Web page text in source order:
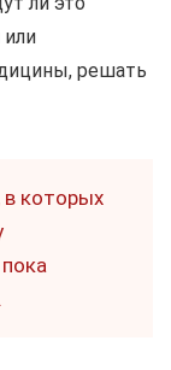
решать
в которых